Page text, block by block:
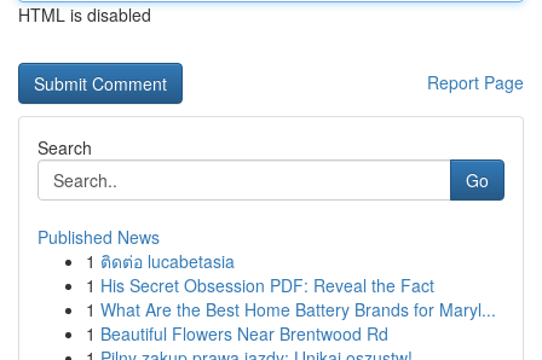
HTML is disabled
Report Page
Search
Go
Published News
1 ติดต่อ lucabetasia
1 His Secret Obsession PDF: Reveal the Fact
1 What Are the Best Home Battery Brands for Maryl...
1 Beautiful Flowers Near Brentwood Rd